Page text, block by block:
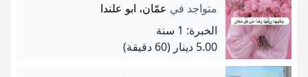
متواجد في عمّان، ابو علندا
الخبرة: 1 سنة
5.00 دينار
(60 دقيقة)